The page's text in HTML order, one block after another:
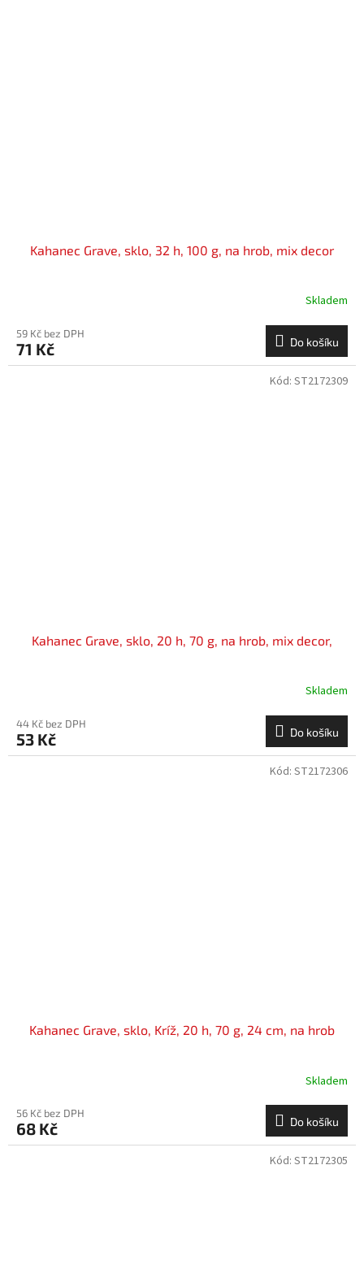
Kahanec Grave, sklo, 32 h, 100 g, na hrob, mix decor
Skladem
59 Kč bez DPH
71 Kč Do košíku
Kahanec Grave, sklo, 20 h, 70 g, na hrob, mix decor,
Skladem
44 Kč bez DPH
53 Kč Do košíku
Kód: ST2172309
Kahanec Grave, sklo, Kríž, 20 h, 70 g, 24 cm, na hrob
Skladem
56 Kč bez DPH
68 Kč Do košíku
Kód: ST2172306
Kód: ST2172305